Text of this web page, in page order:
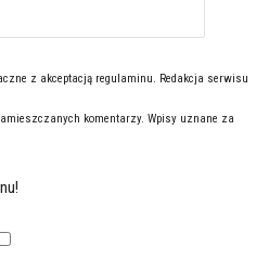
z akceptacją regulaminu . Redakcja serwisu
komentarzy. Wpisy uznane za